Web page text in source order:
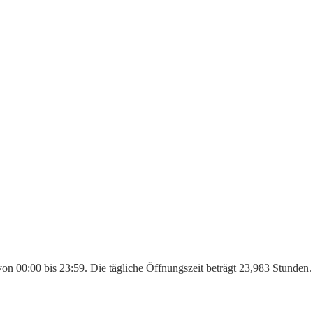
00:00 bis 23:59. Die tägliche Öffnungszeit beträgt 23,983 Stunden.